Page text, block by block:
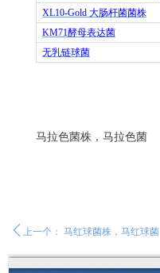
ꄴ 上一个： 马红球菌株，马红球菌
XL10-Gold 大肠杆菌菌株
KM71酵母表达菌
无乳链球菌
马拉色菌株，马拉色菌